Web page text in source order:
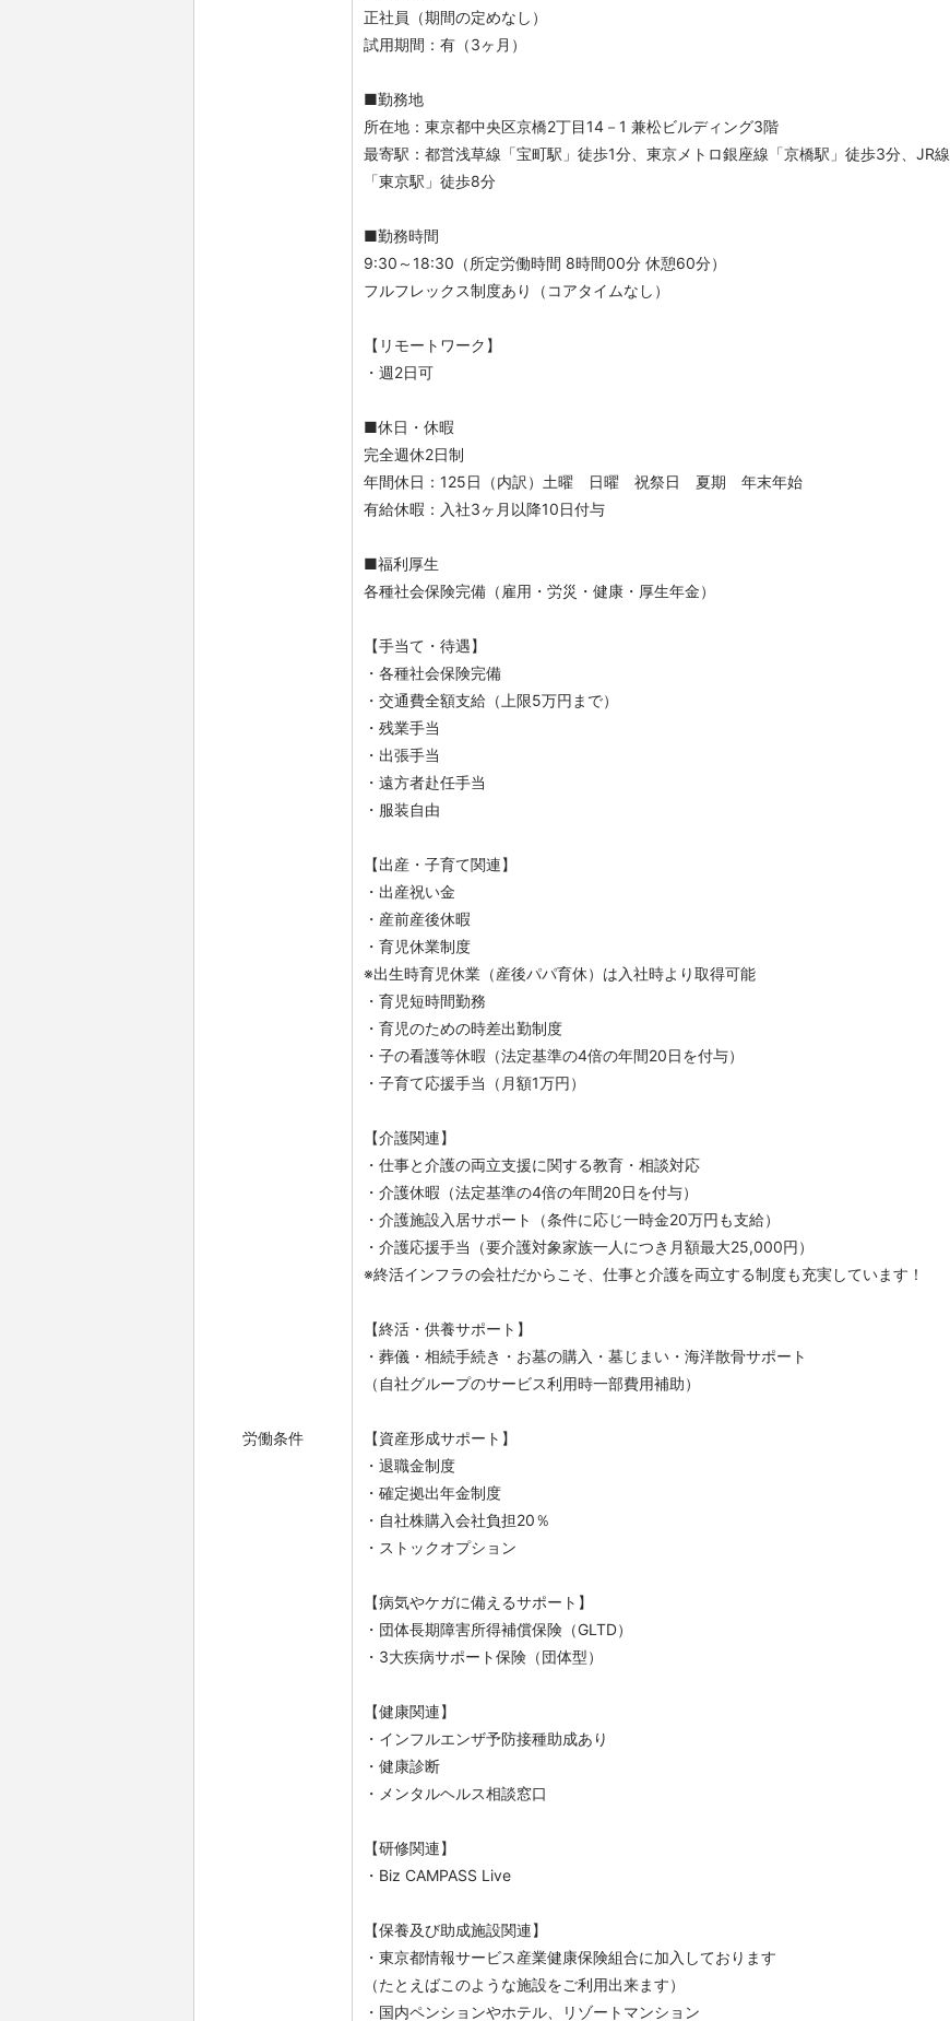
労働条件
正社員（期間の定めなし）
試用期間：有（3ヶ月）
■勤務地
所在地：東京都中央区京橋2丁目14－1 兼松ビルディング3階
最寄駅：都営浅草線「宝町駅」徒歩1分、東京メトロ銀座線「京橋駅」徒歩3分、JR線
「東京駅」徒歩8分
■勤務時間
9:30～18:30（所定労働時間 8時間00分 休憩60分）
フルフレックス制度あり（コアタイムなし）
【リモートワーク】
・週2日可
■休日・休暇
完全週休2日制
年間休日：125日（内訳）土曜 日曜 祝祭日 夏期 年末年始
有給休暇：入社3ヶ月以降10日付与
■福利厚生
各種社会保険完備（雇用・労災・健康・厚生年金）
【手当て・待遇】
・各種社会保険完備
・交通費全額支給（上限5万円まで）
・残業手当
・出張手当
・遠方者赴任手当
・服装自由
【出産・子育て関連】
・出産祝い金
・産前産後休暇
・育児休業制度
※出生時育児休業（産後パパ育休）は入社時より取得可能
・育児短時間勤務
・育児のための時差出勤制度
・子の看護等休暇（法定基準の4倍の年間20日を付与）
・子育て応援手当（月額1万円）
【介護関連】
・仕事と介護の両立支援に関する教育・相談対応
・介護休暇（法定基準の4倍の年間20日を付与）
・介護施設入居サポート（条件に応じ一時金20万円も支給）
・介護応援手当（要介護対象家族一人につき月額最大25,000円）
※終活インフラの会社だからこそ、仕事と介護を両立する制度も充実しています！
【終活・供養サポート】
・葬儀・相続手続き・お墓の購入・墓じまい・海洋散骨サポート
（自社グループのサービス利用時一部費用補助）
【資産形成サポート】
・退職金制度
・確定拠出年金制度
・自社株購入会社負担20％
・ストックオプション
【病気やケガに備えるサポート】
・団体長期障害所得補償保険（GLTD）
・3大疾病サポート保険（団体型）
【健康関連】
・インフルエンザ予防接種助成あり
・健康診断
・メンタルヘルス相談窓口
【研修関連】
・Biz CAMPASS Live
【保養及び助成施設関連】
・東京都情報サービス産業健康保険組合に加入しております
（たとえばこのような施設をご利用出来ます）
・国内ペンションやホテル、リゾートマンション